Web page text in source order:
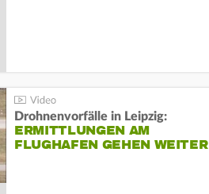
Drohnenvorfälle in Leipzig:
ERMITTLUNGEN AM
FLUGHAFEN GEHEN WEITER